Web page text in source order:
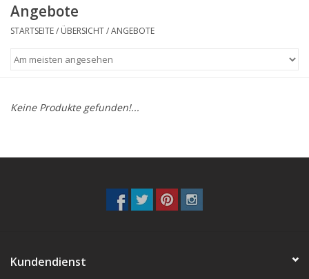
DESIGN COLLECTION
COLLECTION
INSTALLATION |
DIMENSION
Angebote
STARTSEITE/ ÜBERSICHT/ANGEBOTE
Keine Produkte gefunden!...
Kundendienst